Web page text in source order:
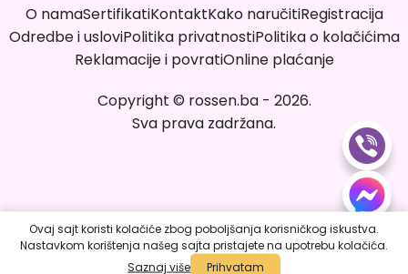
Poruči sada
O namaSertifikatiKontaktKako naručitiRegistracija
Odredbe i usloviPolitika privatnostiPolitika o kolačićima
Reklamacije i povratiOnline plaćanje
Copyright © rossen.ba- 2026.
Sva prava zadržana.
Ovaj sajt koristi kolačiće zbog poboljšanja korisničkog iskustva.
Nastavkom korištenja našeg sajta pristajete na upotrebu kolačića.
Saznaj više
Prihvatam